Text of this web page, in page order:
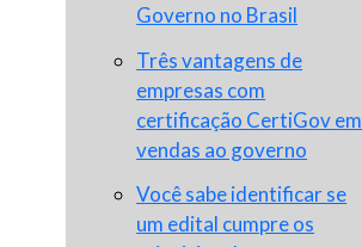
Governo no Brasil
Três vantagens de
empresas com
certificação CertiGov em
vendas ao governo
Você sabe identificar se
um edital cumpre os